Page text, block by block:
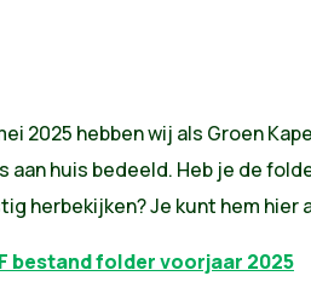
2025 hebben wij als Groen
aan huis bedeeld. Heb je de
herbekijken? Je kunt hem hier
bestand folder voorjaar 2025